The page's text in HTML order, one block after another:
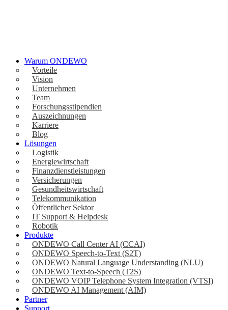
Warum ONDEWO
Vorteile
Vision
Unternehmen
Team
Forschungsstipendien
Auszeichnungen
Karriere
Blog
Lösungen
Logistik
Energiewirtschaft
Finanzdienstleistungen
Versicherungen
Gesundheitswirtschaft
Telekommunikation
Öffentlicher Sektor
IT Support & Helpdesk
Robotik
Produkte
ONDEWO Call Center AI (CCAI)
ONDEWO Speech-to-Text (S2T)
ONDEWO Natural Language Understanding (NLU)
ONDEWO Text-to-Speech (T2S)
ONDEWO VOIP Telephone System Integration (VTSI)
ONDEWO AI Management (AIM)
Partner